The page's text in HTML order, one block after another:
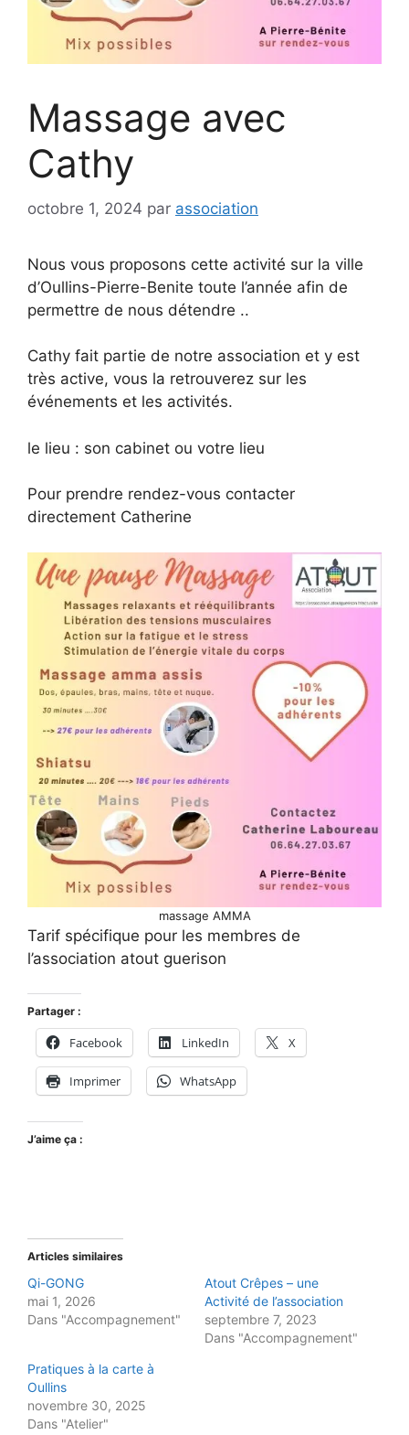
Massage avec
Cathy
octobre 1, 2024 par association
Nous vous proposons cette activité sur la ville
d’Oullins-Pierre-Benite toute l’année afin de
permettre de nous détendre ..
Cathy fait partie de notre association et y est
très active, vous la retrouverez sur les
événements et les activités.
le lieu : son cabinet ou votre lieu
Pour prendre rendez-vous contacter
directement Catherine
massage AMMA
Tarif spécifique pour les membres de
l’association atout guerison
Partager :
Facebook LinkedIn X
Imprimer WhatsApp
J’aime ça :
Articles similaires
Qi-GONG
mai 1, 2026
Dans "Accompagnement"
Atout Crêpes – une
Activité de l’association
septembre 7, 2023
Dans "Accompagnement"
Pratiques à la carte à
Oullins
novembre 30, 2025
Dans "Atelier"